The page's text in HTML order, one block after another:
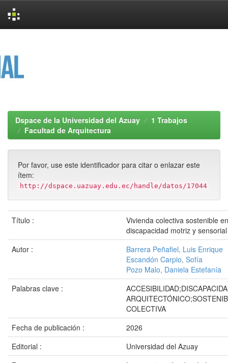
Dspace de la Universidad del Azuay
1 Trabajos
Facultad de Arquitectura
Por favor, use este identificador para citar o enlazar este
ítem:
http://dspace.uazuay.edu.ec/handle/datos/17044
Título :
Vivienda colectiva sostenible
discapacidad motriz y sensorial
Autor :
Barrera Peñafiel, Luis Enrique
Escandón Carpio, Sofía
Pozo Malo, Daniela Estefanía
Palabras clave :
COLECTIVA
Fecha de publicación :
2026
Editorial :
Universidad del Azuay